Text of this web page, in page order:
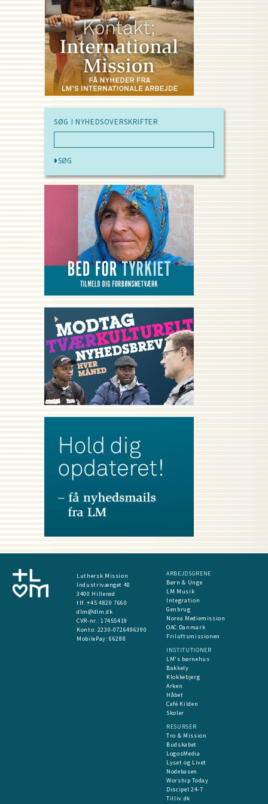
SØG I NYHEDSOVERSKRIFTER
Luthersk Mission
Industrivænget 40
3400 Hillerød
tlf. +45 4820 7660
dlm@dlm.dk
CVR-nr.: 17455419
​Konto: 2230-0726496390
MobilePay:66288
ARBEJDSGRENE
Børn & Unge
LM Musik
Integration
Genbrug
Norea Mediemission
OAC Danmark
Friluftsmissionen
INSTITUTIONER
LM's børnehus
Bakkely
Klokkebjerg
Arken
Håbet
Café Kilden
Skoler
RESURSER
Tro & Mission
Budskabet
LogosMedia
Lyset og Livet
Nodebasen
Worship Today
Discipel 24-7
Tilliv.dk